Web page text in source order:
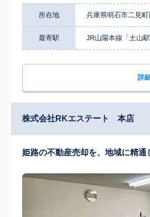
所在地 兵庫県明石市二見
最寄駅 JR山陽本線「土山
詳
株式会社RKエステート 本店
姫路の不動産売却を、地域に精通